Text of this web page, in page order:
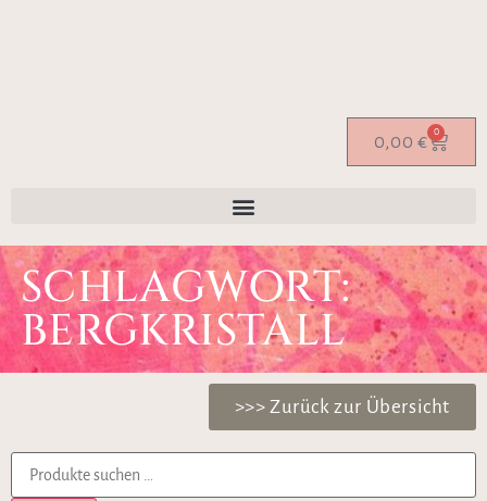
0,00 € 0
SCHLAGWORT:
BERGKRISTALL
>>> Zurück zur Übersicht